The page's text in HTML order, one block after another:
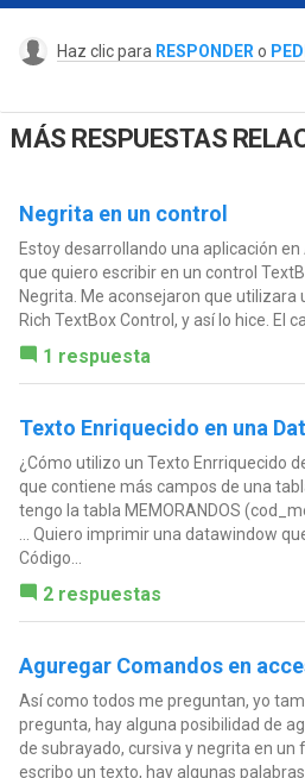
Haz clic para RESPONDER o
MÁS RESPUESTAS
Negrita en un control
Estoy desarrollando una aplicación
que quiero escribir en un control
Negrita. Me aconsejaron que
Rich TextBox Control, y así lo hice. El
1 respuesta
Texto Enriquecido en una
¿Cómo utilizo un Texto Enrriquecido
que contiene más campos de una
tengo la tabla MEMORANDOS
... Quiero imprimir una datawindow
Código...
2 respuestas
Aguregar Comandos en
Así como todos me preguntan, yo
pregunta, hay alguna posibilidad de
de subrayado, cursiva y negrita en un
escribo un texto, hay algunas